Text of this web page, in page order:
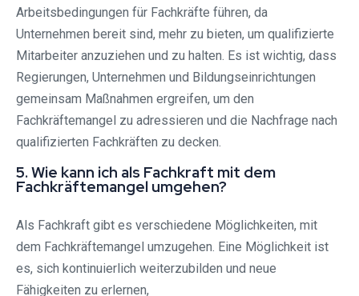
Arbeitsbedingungen für Fachkräfte führen, da
Unternehmen bereit sind, mehr zu bieten, um qualifizierte
Mitarbeiter anzuziehen und zu halten. Es ist wichtig, dass
Regierungen, Unternehmen und Bildungseinrichtungen
gemeinsam Maßnahmen ergreifen, um den
Fachkräftemangel zu adressieren und die Nachfrage nach
qualifizierten Fachkräften zu decken.
5. Wie kann ich als Fachkraft mit dem
Fachkräftemangel umgehen?
Als Fachkraft gibt es verschiedene Möglichkeiten, mit
dem Fachkräftemangel umzugehen. Eine Möglichkeit ist
es, sich kontinuierlich weiterzubilden und neue
Fähigkeiten zu erlernen,